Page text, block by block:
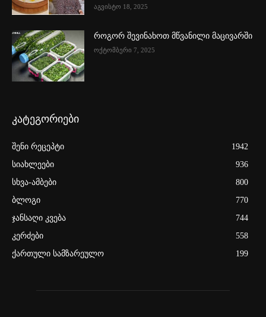
აგვისტო 18, 2025
როგორ შევინახოთ მწვანილი მაცივარში
ოქტომბერი 7, 2025
კატეგორიები
შენი რეცეპტი
1942
სიახლეები
936
სხვა-ამბები
800
ბლოგი
770
ჯანსაღი კვება
744
კერძები
558
ქართული სამზარეულო
199